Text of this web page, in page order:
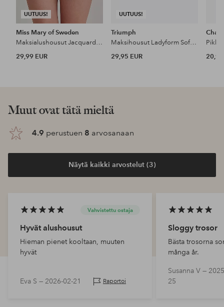
UUTUUS!
Miss Mary of Sweden
Maksialushousut Jacquard & Lace Pantie Girdle
29,99 EUR
UUTUUS!
Triumph
Maksihousut Ladyform Soft T Maxi
29,95 EUR
20,90
Muut ovat tätä mieltä
4.9 perustuen 8 arvosanaan
Näytä kaikki arvostelut (3)
Vahvistettu ostaja
Hyvät alushousut
Hieman pienet kooltaan, muuten
hyvät
Eva S — 2026-02-21 Raportoi
Sloggy trosor
Bästa trosorna
många år.
Susanna V —
25